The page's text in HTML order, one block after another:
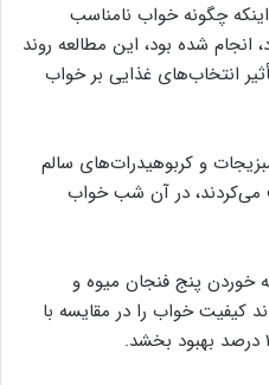
چگونه خواب نامناسب
انجام شده بود، این مطالعه روند
انتخاب‌های غذایی بر خواب
و کربوهیدرات‌های سالم
می‌کردند، در آن شب خواب
خوردن پنج فنجان میوه و
کیفیت خواب را در مقایسه با